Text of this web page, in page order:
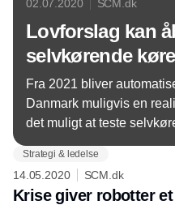
02.07.2020 SCM.dk
Lovforslag kan
selvkørende
Fra 2021 bliver
Danmark muligvis en
det muligt at teste
Strategi & ledelse
14.05.2020 SCM.dk
Krise giver robotter